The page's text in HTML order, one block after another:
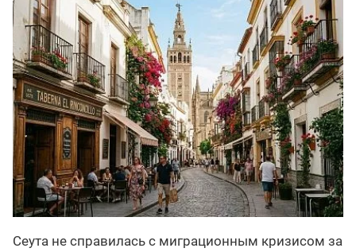
Сеута не справилась с миграционным кризисом за